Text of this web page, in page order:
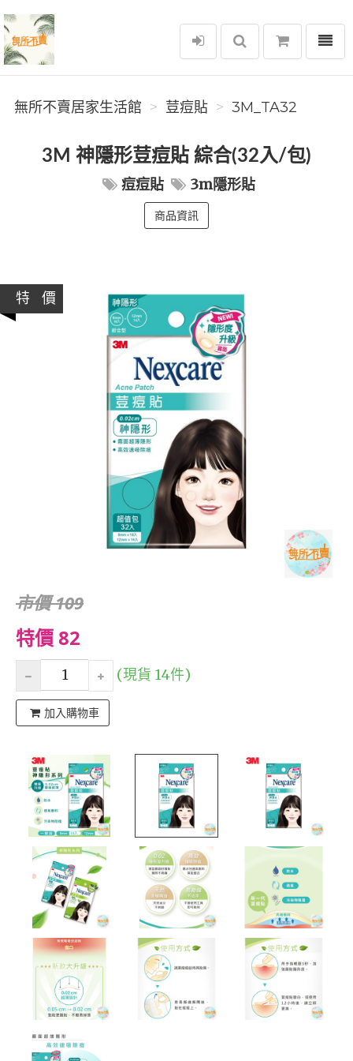
無所不賣居家生活館
選單
無所不賣居家生活館 荳痘貼 3M_TA32
3M 神隱形荳痘貼 綜合(32入/包)
痘痘貼 3m隱形貼
商品資訊
特 價
市價 109
特價 82
(現貨 14件)
加入購物車